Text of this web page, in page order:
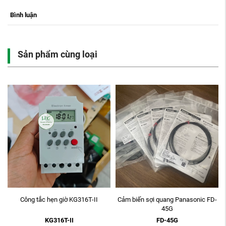
Bình luận
Sản phẩm cùng loại
Công tắc hẹn giờ KG316T-II
KG316T-II
Cảm biến sợi quang Panasonic FD-
45G
FD-45G